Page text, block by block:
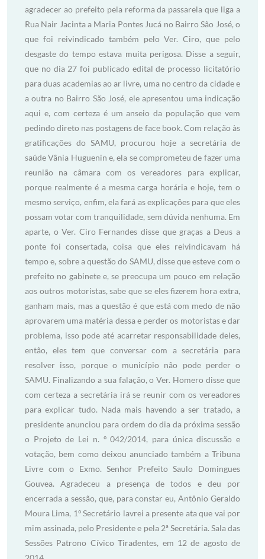
agradecer ao prefeito pela reforma da passarela que liga a
Rua Nair Jacinta a Maria Pontes Jucá no Bairro São José, o
que foi reivindicado também pelo Ver. Ciro, que pelo
desgaste do tempo estava muita perigosa. Disse a seguir,
que no dia 27 foi publicado edital de processo licitatório
para duas academias ao ar livre, uma no centro da cidade e
a outra no Bairro São José, ele apresentou uma indicação
aqui e, com certeza é um anseio da população que vem
pedindo direto nas postagens de face book. Com relação às
gratificações do SAMU, procurou hoje a secretária de
saúde Vânia Huguenin e, ela se comprometeu de fazer uma
reunião na câmara com os vereadores para explicar,
porque realmente é a mesma carga horária e hoje, tem o
mesmo serviço, enfim, ela fará as explicações para que eles
possam votar com tranquilidade, sem dúvida nenhuma. Em
aparte, o Ver. Ciro Fernandes disse que graças a Deus a
ponte foi consertada, coisa que eles reivindicavam há
tempo e, sobre a questão do SAMU, disse que esteve com o
prefeito no gabinete e, se preocupa um pouco em relação
aos outros motoristas, sabe que se eles fizerem hora extra,
ganham mais, mas a questão é que está com medo de não
aprovarem uma matéria dessa e perder os motoristas e dar
problema, isso pode até acarretar responsabilidade deles,
então, eles tem que conversar com a secretária para
resolver isso, porque o município não pode perder o
SAMU. Finalizando a sua falação, o Ver. Homero disse que
com certeza a secretária irá se reunir com os vereadores
para explicar tudo. Nada mais havendo a ser tratado, a
presidente anunciou para ordem do dia da próxima sessão
o Projeto de Lei n. º 042/2014, para única discussão e
votação, bem como deixou anunciado também a Tribuna
Livre com o Exmo. Senhor Prefeito Saulo Domingues
Gouvea. Agradeceu a presença de todos e deu por
encerrada a sessão, que, para constar eu, Antônio Geraldo
Moura Lima, 1º Secretário lavrei a presente ata que vai por
mim assinada, pelo Presidente e pela 2ª Secretária. Sala das
Sessões Patrono Cívico Tiradentes, em 12 de agosto de